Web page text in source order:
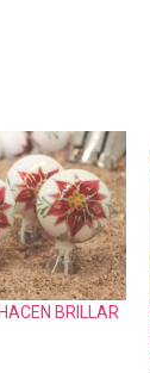
BRILLAR